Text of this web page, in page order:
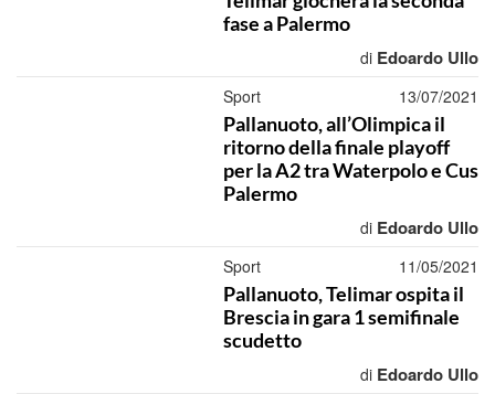
fase a Palermo
di Edoardo Ullo
Sport 13/07/2021
Pallanuoto, all’Olimpica il
ritorno della finale playoff
per la A2 tra Waterpolo e Cus
Palermo
di Edoardo Ullo
Sport 11/05/2021
Pallanuoto, Telimar ospita il
Brescia in gara 1 semifinale
scudetto
di Edoardo Ullo